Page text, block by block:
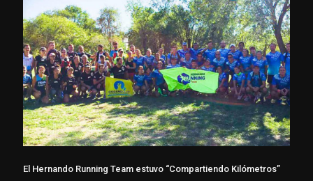
El Hernando Running Team estuvo “Compartiendo Kilómetros”